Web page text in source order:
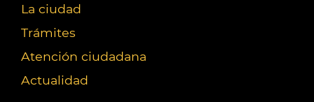
La ciudad
Trámites
Atención ciudadana
Actualidad